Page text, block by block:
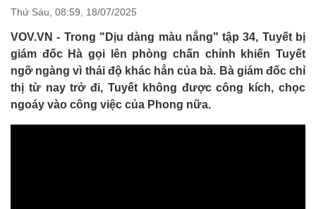
Thứ Sáu, 08:59, 18/07/2025
VOV.VN - Trong "Dịu dàng màu nắng" tập 34, Tuyết bị
giám đốc Hà gọi lên phòng chấn chỉnh khiến Tuyết
ngỡ ngàng vì thái độ khác hẳn của bà. Bà giám đốc chỉ
thị từ nay trở đi, Tuyết không được công kích, chọc
ngoáy vào công việc của Phong nữa.